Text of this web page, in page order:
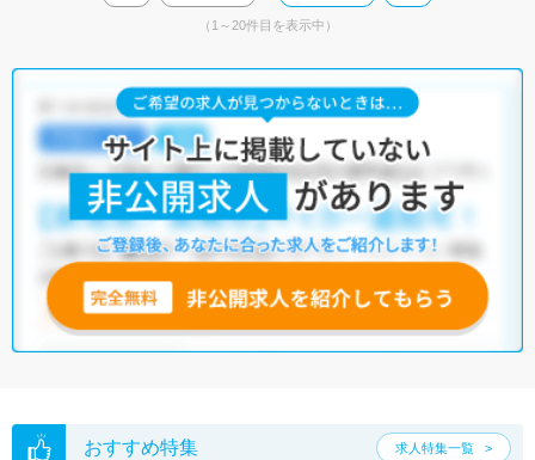
（1～20件目を表示中）
おすすめ特集 求人特集一覧